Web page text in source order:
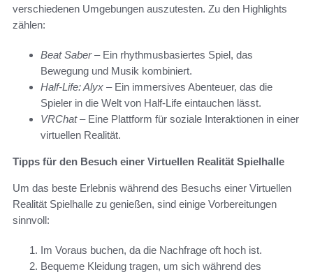
verschiedenen Umgebungen auszutesten. Zu den Highlights
zählen:
Beat Saber– Ein rhythmusbasiertes Spiel, das
Bewegung und Musik kombiniert.
Half-Life: Alyx – Ein immersives Abenteuer, das die
Spieler in die Welt von Half-Life eintauchen lässt.
VRChat– Eine Plattform für soziale Interaktionen in einer
virtuellen Realität.
Tipps für den Besuch einer Virtuellen Realität Spielhalle
Um das beste Erlebnis während des Besuchs einer Virtuellen
Realität Spielhalle zu genießen, sind einige Vorbereitungen
sinnvoll:
Im Voraus buchen, da die Nachfrage oft hoch ist.
Bequeme Kleidung tragen, um sich während des